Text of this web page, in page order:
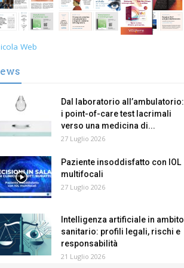
Web
Dal laboratorio all’ambulatorio:
i point-of-care test lacrimali
verso una medicina di...
27 Luglio 2026
Paziente insoddisfatto con IOL
multifocali
27 Luglio 2026
Intelligenza artificiale in ambito
sanitario: profili legali, rischi e
responsabilità
21 Luglio 2026